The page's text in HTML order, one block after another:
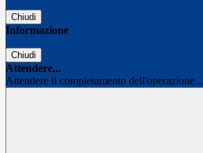
Chiudi
Informazione
Chiudi
Attendere...
Attendere il completamento dell'operazione...